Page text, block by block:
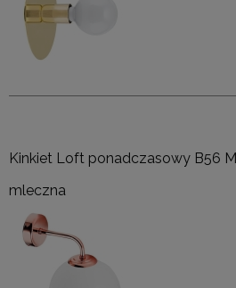
Kinkiet Loft ponadczasowy B56
mleczna